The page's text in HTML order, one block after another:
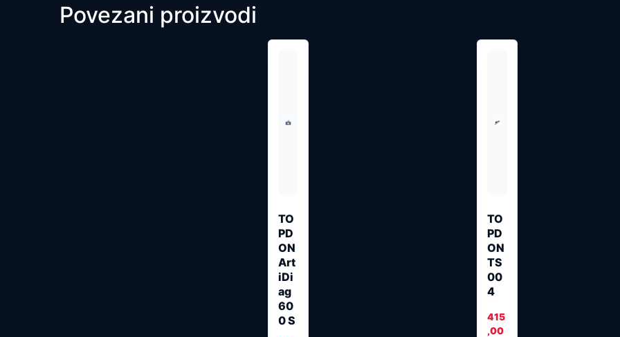
Povezani proizvodi
TO
PD
ON
Art
iDi
ag
60
0 S
TO
PD
ON
TS
00
4
415
,00